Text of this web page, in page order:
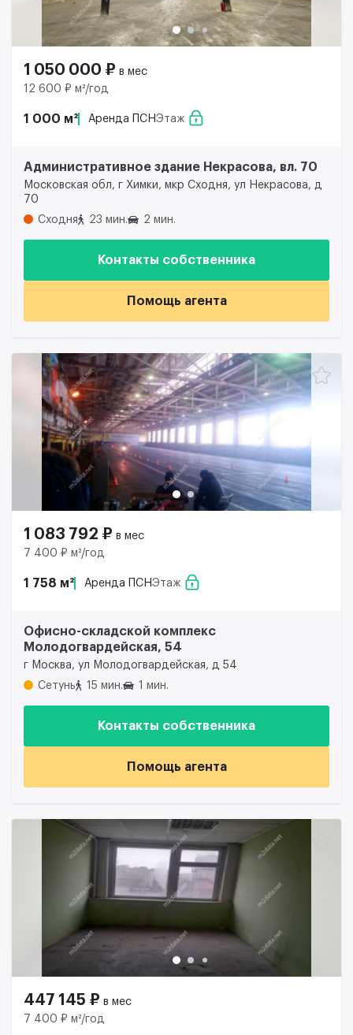
1 050 000 ₽ в мес
12 600 ₽ м²/год
1 000 м² Аренда ПСНЭтаж
Административное здание Некрасова, вл. 70
Московская обл, г Химки, мкр Сходня, ул Некрасова, д
70
Сходня
23 мин. 2 мин.
Контакты собственника
Помощь агента
1 083 792 ₽ в мес
7 400 ₽ м²/год
1 758 м² Аренда ПСНЭтаж
Офисно-складской комплекс
Молодогвардейская, 54
г Москва, ул Молодогвардейская, д 54
Сетунь
15 мин. 1 мин.
Контакты собственника
Помощь агента
447 145 ₽ в мес
7 400 ₽ м²/год